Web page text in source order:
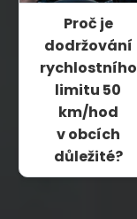
Proč je
dodržování
rychlostního
limitu 50
km/hod
v obcích
důležité?